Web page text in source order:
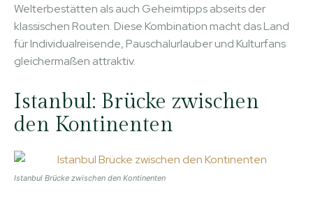
Welterbestätten als auch Geheimtipps abseits der
klassischen Routen. Diese Kombination macht das Land
für Individualreisende, Pauschalurlauber und Kulturfans
gleichermaßen attraktiv.
Istanbul: Brücke zwischen
den Kontinenten
Istanbul Brücke zwischen den Kontinenten